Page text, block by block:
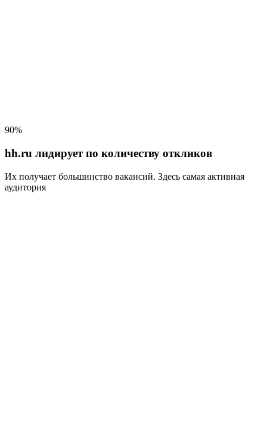
90%
hh.ru лидирует по количеству откликов
Их получает большинство вакансий. Здесь самая активная
аудитория